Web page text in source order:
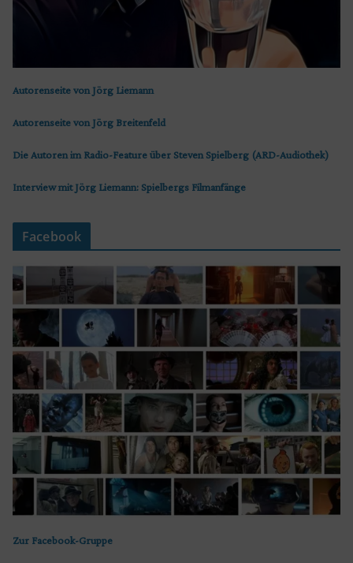
Autorenseite von Jörg Liemann
Autorenseite von Jörg Breitenfeld
Die Autoren im Radio-Feature über Steven Spielberg (ARD-Audiothek)
Interview mit Jörg Liemann: Spielbergs Filmanfänge
Facebook
Zur Facebook-Gruppe